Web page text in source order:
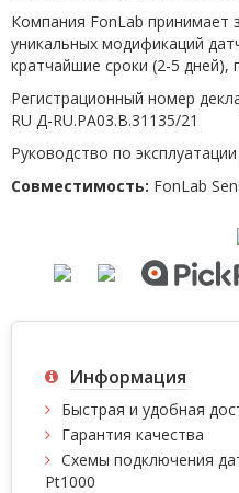
Компания FonLab принимает
уникальных модификаций
кратчайшие сроки (2-5 дней),
Регистрационный номер
RU Д-RU.РА03.В.31135/21
Руководство по
Совместимость: FonLab
Информация
Быстрая и удобная
Гарантия качества
Схемы подключения
Pt1000